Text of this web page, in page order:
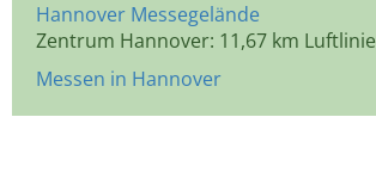
Hannover Messegelände
Zentrum Hannover: 11,67 km Luftlinie
Messen in Hannover